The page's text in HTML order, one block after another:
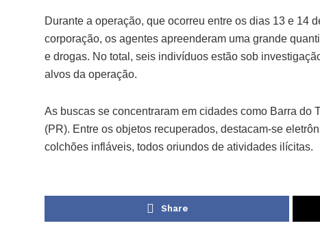
Durante a operação, que ocorreu entre os dias 13 e 14
corporação, os agentes apreenderam uma grande
e drogas. No total, seis indivíduos estão sob
alvos da operação.
As buscas se concentraram em cidades como Barra
(PR). Entre os objetos recuperados, destacam-se
colchões infláveis, todos oriundos de atividades ilícitas.
Share